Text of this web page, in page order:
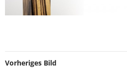
Vorheriges Bild